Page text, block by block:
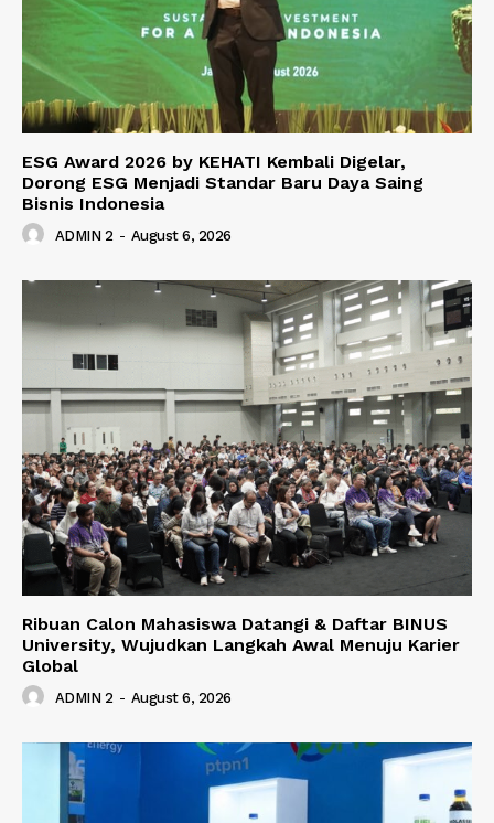
ESG Award 2026 by KEHATI Kembali Digelar,
Dorong ESG Menjadi Standar Baru Daya Saing
Bisnis Indonesia
ADMIN 2 - August 6, 2026
Ribuan Calon Mahasiswa Datangi & Daftar BINUS
University, Wujudkan Langkah Awal Menuju Karier
Global
ADMIN 2 - August 6, 2026